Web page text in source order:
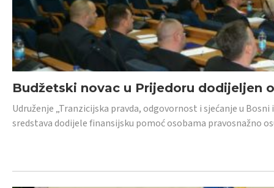
Budžetski novac u Prijedoru dodijeljen
Udruženje „Tranzicijska pravda, odgovornost i sjećanje u
sredstava dodijele finansijsku pomoć osobama pravosnažno